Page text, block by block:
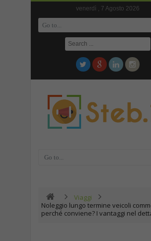
venerdì , 7 Agosto 2026
Viaggi
Noleggio lungo termine veicoli
perché conviene? I vantaggi nel